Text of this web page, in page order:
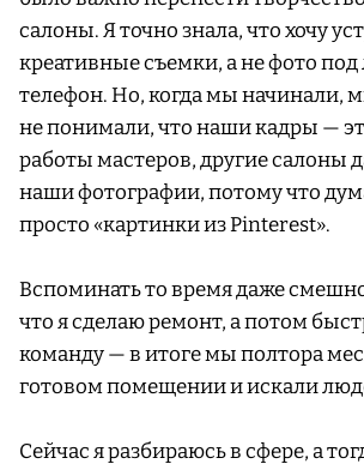
салоны. Я точно знала, что хочу
креативные съемки, а не фото
телефон. Но, когда мы начинали,
не понимали, что наши кадры —
работы мастеров, другие салоны
наши фотографии, потому что
просто «картинки из Pinterest».
Вспоминать то время даже
что я сделаю ремонт, а потом
команду — в итоге мы полтора
готовом помещении и искали
Сейчас я разбираюсь в сфере, а